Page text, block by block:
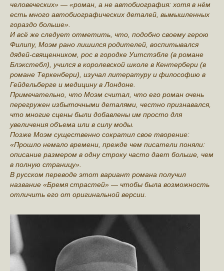
человеческих» — «роман, а не автобиография: хотя в нём
есть много автобиографических деталей, вымышленных
гораздо больше».
И всё же следует отметить, что, подобно своему герою
Филипу, Моэм рано лишился родителей, воспитывался
дядей-священником, рос в городке Уитстэбле (в романе
Блэкстебл), учился в королевской школе в Кентербери (в
романе Теркенбери), изучал литературу и философию в
Гейдельберге и медицину в Лондоне.
Примечательно, что Моэм считал, что его роман очень
перегружен избыточными деталями, честно признавался,
что многие сцены были добавлены им просто для
увеличения объема или в силу моды.
Позже Моэм существенно сократил свое творение:
«Прошло немало времени, прежде чем писатели поняли:
описание размером в одну строку часто дает больше, чем
в полную страницу».
В русском переводе этот вариант романа получил
название «Бремя страстей» — чтобы была возможность
отличить его от оригинальной версии.